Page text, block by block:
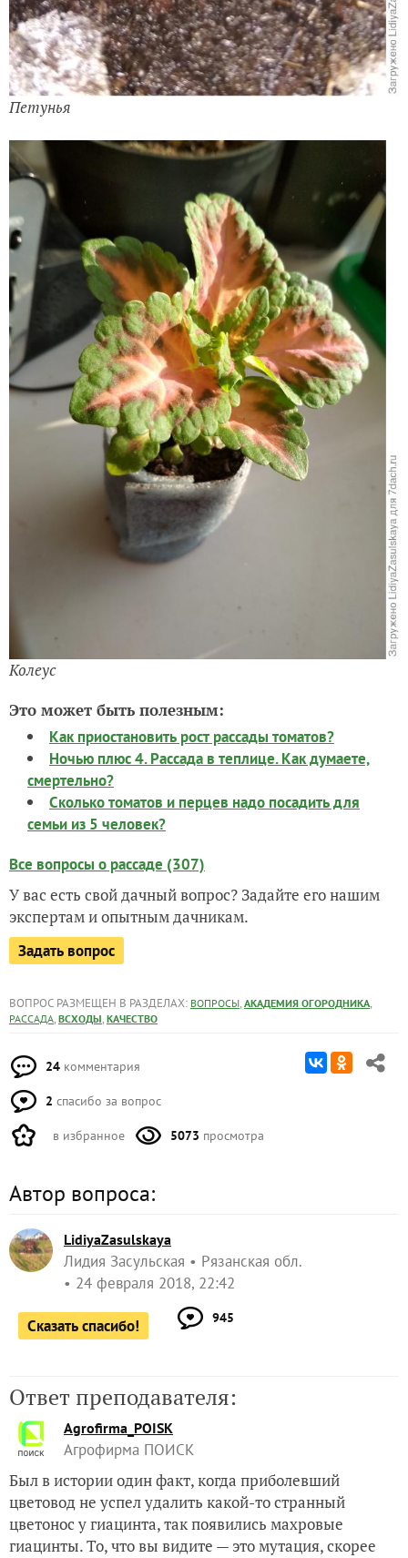
Петунья
Колеус
Это может быть полезным:
Как приостановить рост рассады томатов?
Ночью плюс 4. Рассада в теплице. Как думаете,
смертельно?
Сколько томатов и перцев надо посадить для
семьи из 5 человек?
Все вопросы о рассаде (307)
У вас есть свой дачный вопрос? Задайте его нашим
экспертам и опытным дачникам.
Задать вопрос
ВОПРОС РАЗМЕЩЕН В РАЗДЕЛАХ: ВОПРОСЫ, АКАДЕМИЯ ОГОРОДНИКА,
РАССАДА, ВСХОДЫ, КАЧЕСТВО
24 комментария
2 спасибо за вопрос
в избранное 5073 просмотра
Автор вопроса:
LidiyaZasulskaya
Лидия Засульская
Рязанская обл.
24 февраля 2018, 22:42
Сказать спасибо! 945
Ответ преподавателя:
Agrofirma_POISK
Агрофирма ПОИСК
Был в истории один факт, когда приболевший
цветовод не успел удалить какой-то странный
цветонос у гиацинта, так появились махровые
гиацинты. То, что вы видите — это мутация, скорее